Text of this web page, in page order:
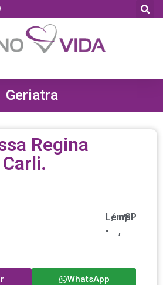
Geriatra
Regina
,
nº
,
/
Leme
•
SP
WhatsApp